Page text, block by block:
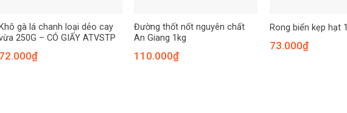
Khô gà lá chanh loại dẻo cay
250G – CÓ GIẤY ATVSTP
72.000₫
Đường thốt nốt nguyên chất
An Giang 1kg
110.000₫
Rong biển kẹp hạt
73.000₫